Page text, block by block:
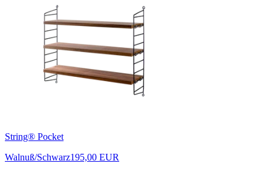
String® Pocket
Walnuß/Schwarz195,00 EUR